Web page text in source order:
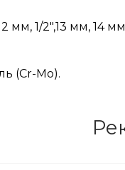
1/2",13 мм, 14
(Cr-Mo).